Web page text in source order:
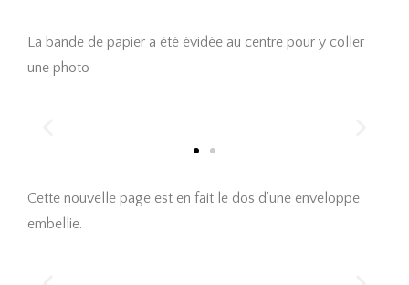
La bande de papier a été évidée au centre pour y coller
une photo
Cette nouvelle page est en fait le dos d’une enveloppe
embellie.